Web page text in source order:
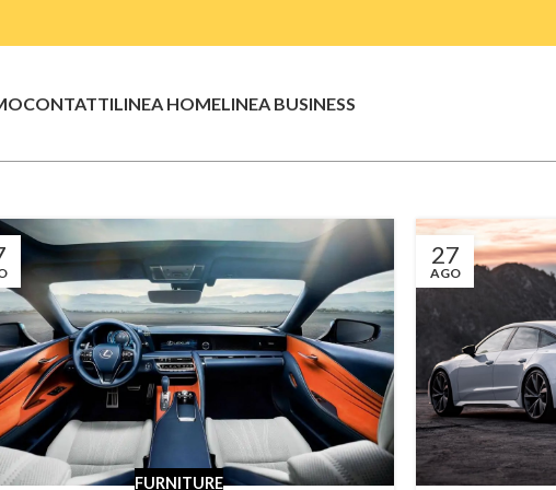
CONTATTILINEA HOMELINEA BUSINESS
FURNITURE
27
AGO